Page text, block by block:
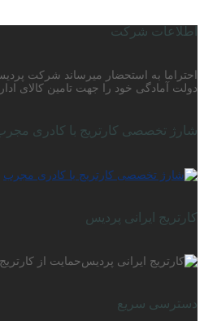
اطلاعات شرکت
دولت آمادگی خود را جهت تامین کالای
شارژ تخصصی کارتریج با کادری
کارتریج ایرانی پردیس
حمایت از
دسترسی سریع